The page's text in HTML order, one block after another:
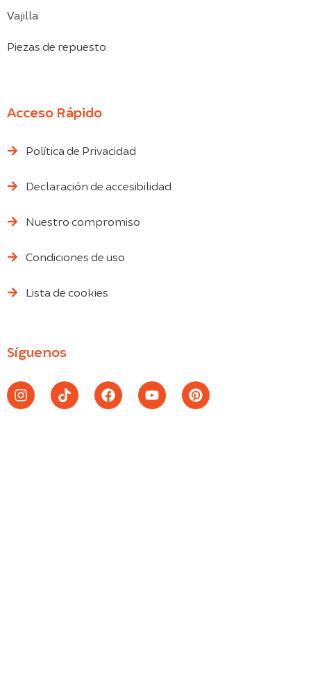
Vajilla
Piezas de repuesto
Acceso Rápido
Política de Privacidad
Declaración de accesibilidad
Nuestro compromiso
Condiciones de uso
Lista de cookies
Síguenos